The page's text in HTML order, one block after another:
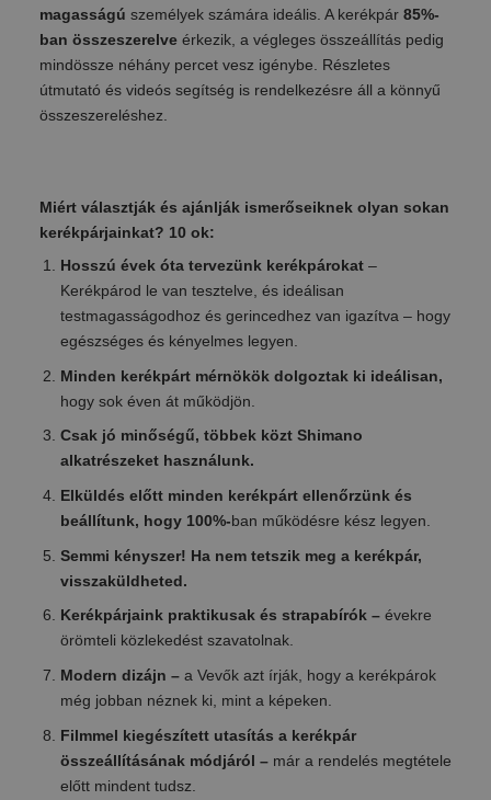
magasságú személyek számára ideális. A kerékpár 85%-
ban összeszerelveérkezik, a végleges összeállítás pedig
mindössze néhány percet vesz igénybe. Részletes
útmutató és videós segítség is rendelkezésre áll a könnyű
összeszereléshez.
Miért választják és ajánlják ismerőseiknek olyan sokan
kerékpárjainkat? 10 ok:
Hosszú évek óta tervezünk kerékpárokat –
Kerékpárod le van tesztelve, és ideálisan
testmagasságodhoz és gerincedhez van igazítva – hogy
egészséges és kényelmes legyen.
Minden kerékpárt mérnökök dolgoztak ki ideálisan,
hogy sok éven át működjön.
Csak jó minőségű, többek közt Shimano
alkatrészeket használunk.
Elküldés előtt minden kerékpárt ellenőrzünk és
beállítunk, hogy 100%-ban működésre kész legyen.
Semmi kényszer! Ha nem tetszik meg a kerékpár,
visszaküldheted.
Kerékpárjaink praktikusak és strapabírók – évekre
örömteli közlekedést szavatolnak.
Modern dizájn – a Vevők azt írják, hogy a kerékpárok
még jobban néznek ki, mint a képeken.
Filmmel kiegészített utasítás a kerékpár
összeállításának módjáról – már a rendelés megtétele
előtt mindent tudsz.